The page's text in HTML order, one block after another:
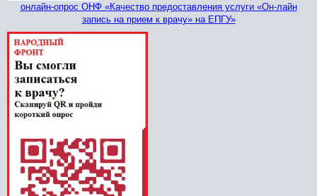
онлайн-опрос ОНФ «Качество предоставления услуги «Он-лайн
запись на прием к врачу» на ЕПГУ»